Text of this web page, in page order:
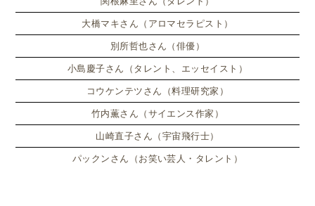
大橋マキさん（アロマセラピスト）
別所哲也さん（俳優）
小島慶子さん（タレント、エッセイスト）
コウケンテツさん（料理研究家）
竹内薫さん（サイエンス作家）
山崎直子さん（宇宙飛行士）
パックンさん（お笑い芸人・タレント）